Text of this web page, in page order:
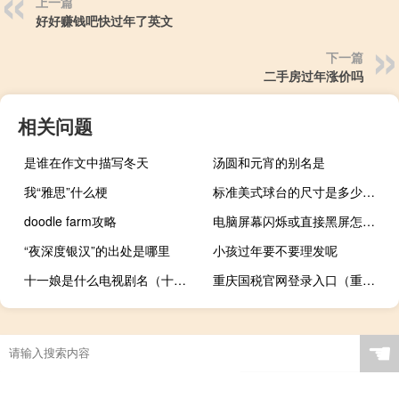
好好赚钱吧快过年了英文
下一篇
二手房过年涨价吗
相关问题
是谁在作文中描写冬天
汤圆和元宵的别名是
我“雅思”什么梗
标准美式球台的尺寸是多少（美式台球桌标准尺寸）
doodle farm攻略
电脑屏幕闪烁或直接黑屏怎么回事（电脑屏幕闪烁怎么办）
“夜深度银汉”的出处是哪里
小孩过年要不要理发呢
十一娘是什么电视剧名（十一娘是什么电视剧）
重庆国税官网登录入口（重庆国税官网）
☚